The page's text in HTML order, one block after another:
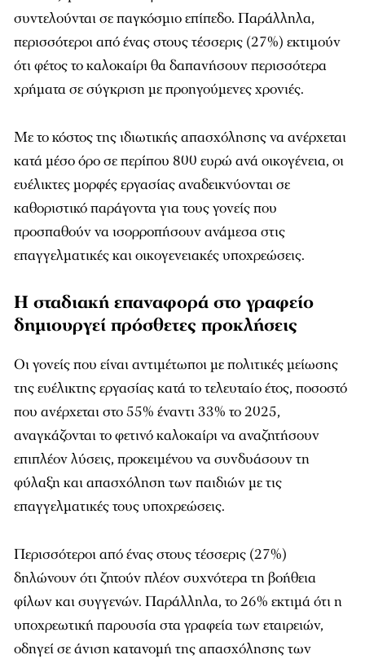
συντελούνται σε παγκόσμιο επίπεδο. Παράλληλα,
περισσότεροι από ένας στους τέσσερις (27%) εκτιμούν
ότι φέτος το καλοκαίρι θα δαπανήσουν περισσότερα
χρήματα σε σύγκριση με προηγούμενες χρονιές.
Με το κόστος της ιδιωτικής απασχόλησης να ανέρχεται
κατά μέσο όρο σε περίπου 800 ευρώ ανά οικογένεια, οι
ευέλικτες μορφές εργασίας αναδεικνύονται σε
καθοριστικό παράγοντα για τους γονείς που
προσπαθούν να ισορροπήσουν ανάμεσα στις
επαγγελματικές και οικογενειακές υποχρεώσεις.
Η σταδιακή επαναφορά στο γραφείο
δημιουργεί πρόσθετες προκλήσεις
Οι γονείς που είναι αντιμέτωποι με πολιτικές μείωσης
της ευέλικτης εργασίας κατά το τελευταίο έτος, ποσοστό
που ανέρχεται στο 55% έναντι 33% το 2025,
αναγκάζονται το φετινό καλοκαίρι να αναζητήσουν
επιπλέον λύσεις, προκειμένου να συνδυάσουν τη
φύλαξη και απασχόληση των παιδιών με τις
επαγγελματικές τους υποχρεώσεις.
Περισσότεροι από ένας στους τέσσερις (27%)
δηλώνουν ότι ζητούν πλέον συχνότερα τη βοήθεια
φίλων και συγγενών. Παράλληλα, το 26% εκτιμά ότι η
υποχρεωτική παρουσία στα γραφεία των εταιρειών,
οδηγεί σε άνιση κατανομή της απασχόλησης των